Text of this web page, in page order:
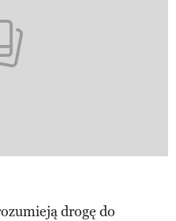
drogę do